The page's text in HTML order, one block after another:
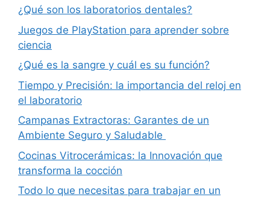
¿Qué son los laboratorios dentales?
Juegos de PlayStation para aprender sobre
ciencia
¿Qué es la sangre y cuál es su función?
Tiempo y Precisión: la importancia del reloj en
el laboratorio
Campanas Extractoras: Garantes de un
Ambiente Seguro y Saludable
Cocinas Vitrocerámicas: la Innovación que
transforma la cocción
Todo lo que necesitas para trabajar en un